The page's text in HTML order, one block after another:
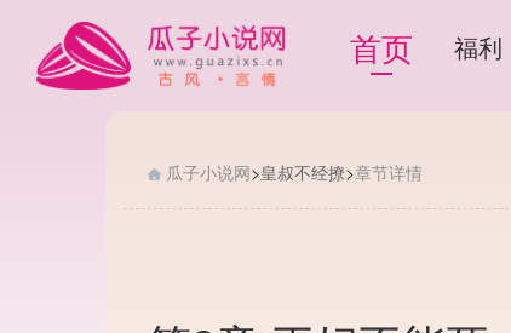
首页 福利
瓜子小说网>皇叔不经撩>章节详情